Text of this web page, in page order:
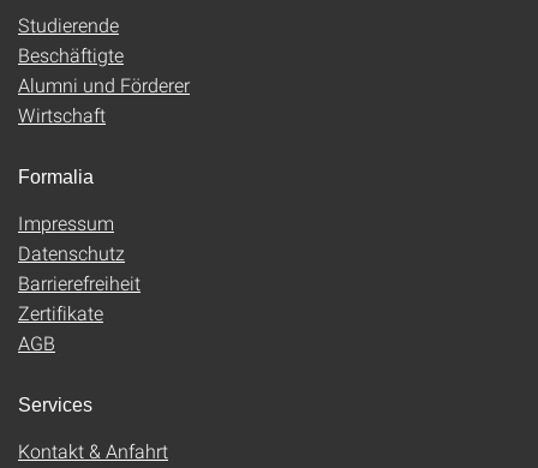
Studierende
Beschäftigte
Alumni und Förderer
Wirtschaft
Formalia
Impressum
Datenschutz
Barrierefreiheit
Zertifikate
AGB
Services
Kontakt & Anfahrt